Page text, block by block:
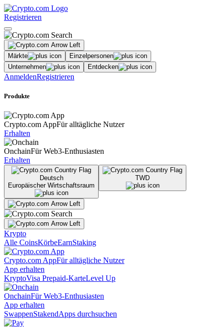
Registrieren
Märkte
Einzelpersonen
Unternehmen
Entdecken
AnmeldenRegistrieren
Produkte
Crypto.com AppFür alltägliche Nutzer
Erhalten
OnchainFür Web3-Enthusiasten
Erhalten
Deutsch
Europäischer Wirtschaftsraum
TWD
Krypto
Alle CoinsKörbeEarnStaking
Crypto.com AppFür alltägliche Nutzer
App erhalten
KryptoVisa Prepaid-KarteLevel Up
OnchainFür Web3-Enthusiasten
App erhalten
SwappenStakendApps durchsuchen